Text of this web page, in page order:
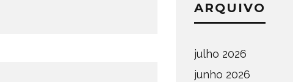
ARQUIVO
julho 2026
junho 2026